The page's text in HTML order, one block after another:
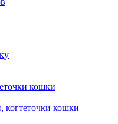
кошки
кошки